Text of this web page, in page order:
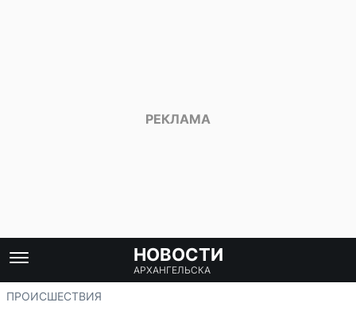
НОВОСТИ
АРХАНГЕЛЬСКА
ПРОИСШЕСТВИЯ